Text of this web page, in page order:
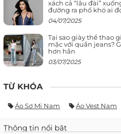
xách cả “lâu đài”
đường ra phố khó ai
04/07/2025
Tại sao giày thể thao
mặc với quần jeans?
hơn hẳn
03/07/2025
TỪ KHÓA
Áo Sơ Mi Nam Áo Vest Nam
Thông tin nổi bật